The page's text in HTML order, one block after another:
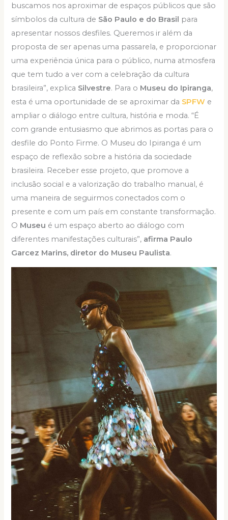
buscamos nos aproximar de espaços públicos que são
símbolos da cultura de São Paulo e do Brasil para
apresentar nossos desfiles. Queremos ir além da
proposta de ser apenas uma passarela, e proporcionar
uma experiência única para o público, numa atmosfera
que tem tudo a ver com a celebração da cultura
brasileira”, explica Silvestre. Para o Museu do Ipiranga,
esta é uma oportunidade de se aproximar da SPFW e
ampliar o diálogo entre cultura, história e moda. “É
com grande entusiasmo que abrimos as portas para o
desfile do Ponto Firme. O Museu do Ipiranga é um
espaço de reflexão sobre a história da sociedade
brasileira. Receber esse projeto, que promove a
inclusão social e a valorização do trabalho manual, é
uma maneira de seguirmos conectados com o
presente e com um país em constante transformação.
O Museu é um espaço aberto ao diálogo com
diferentes manifestações culturais”, afirma Paulo
Garcez Marins, diretor do Museu Paulista.